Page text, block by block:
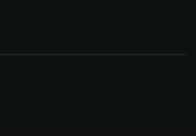
funzionamento